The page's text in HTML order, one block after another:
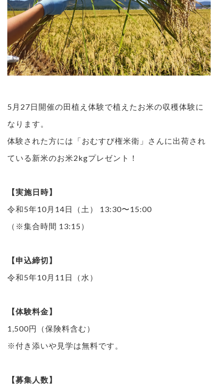
5月27日開催の田植え体験で植えたお米の収穫体験に
なります。
体験された方には「おむすび権米衛」さんに出荷され
ている新米のお米2kgプレゼント！
【実施日時】
令和5年10月14日（土） 13:30〜15:00
（※集合時間 13:15）
【申込締切】
令和5年10月11日（水）
【体験料金】
1,500円（保険料含む）
※付き添いや見学は無料です。
【募集人数】